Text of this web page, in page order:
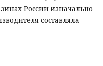
России изначально
составляла